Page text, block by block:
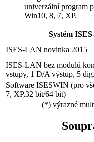
univerzální program
Win10, 8, 7, XP.
Systém
ISES-LAN novinka 2015
ISES-LAN bez modulů
vstupy, 1 D/A výstup, 5
Software ISESWIN (pro
7, XP,32 bit/64 bit)
(*) výrazné